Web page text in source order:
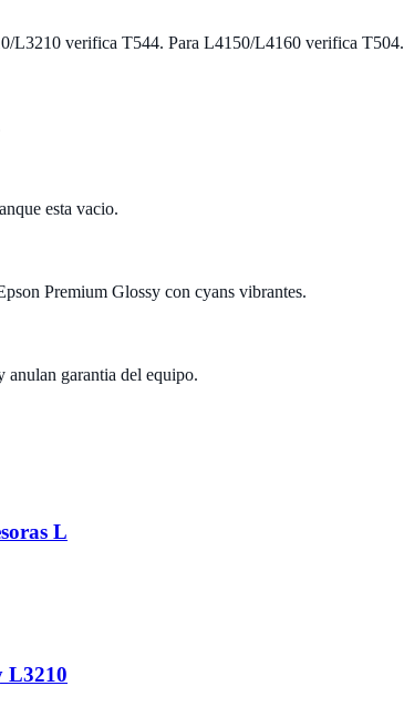
L3210 verifica T544. Para L4150/L4160 verifica T504.
esta vacio.
Premium Glossy con cyans vibrantes.
anulan garantia del equipo.
L
L3210